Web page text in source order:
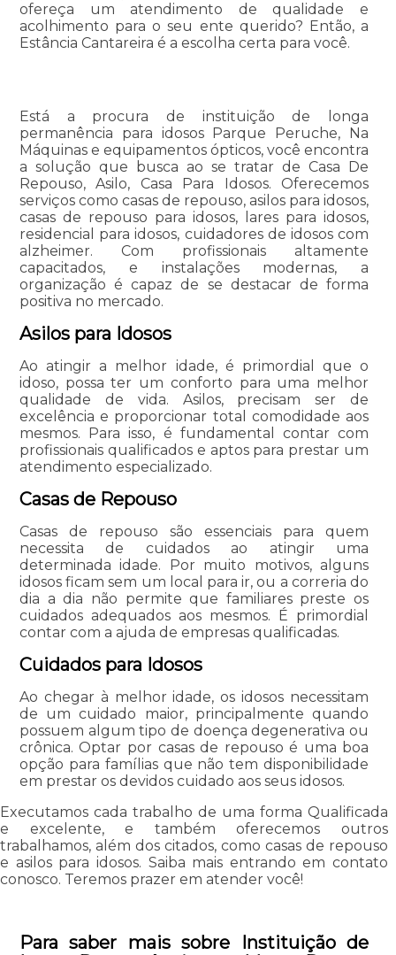
ofereça um atendimento de qualidade e
acolhimento para o seu ente querido? Então, a
Estância Cantareira é a escolha certa para você.
Está a procura de instituição de longa
permanência para idosos Parque Peruche, Na
Máquinas e equipamentos ópticos, você encontra
a solução que busca ao se tratar de Casa De
Repouso, Asilo, Casa Para Idosos. Oferecemos
serviços como casas de repouso, asilos para idosos,
casas de repouso para idosos, lares para idosos,
residencial para idosos, cuidadores de idosos com
alzheimer. Com profissionais altamente
capacitados, e instalações modernas, a
organização é capaz de se destacar de forma
positiva no mercado.
Asilos para Idosos
Ao atingir a melhor idade, é primordial que o
idoso, possa ter um conforto para uma melhor
qualidade de vida. Asilos, precisam ser de
excelência e proporcionar total comodidade aos
mesmos. Para isso, é fundamental contar com
profissionais qualificados e aptos para prestar um
atendimento especializado.
Casas de Repouso
Casas de repouso são essenciais para quem
necessita de cuidados ao atingir uma
determinada idade. Por muito motivos, alguns
idosos ficam sem um local para ir, ou a correria do
dia a dia não permite que familiares preste os
cuidados adequados aos mesmos. É primordial
contar com a ajuda de empresas qualificadas.
Cuidados para Idosos
Ao chegar à melhor idade, os idosos necessitam
de um cuidado maior, principalmente quando
possuem algum tipo de doença degenerativa ou
crônica. Optar por casas de repouso é uma boa
opção para famílias que não tem disponibilidade
em prestar os devidos cuidado aos seus idosos.
Executamos cada trabalho de uma forma Qualificada
e excelente, e também oferecemos outros
trabalhamos, além dos citados, como casas de repouso
e asilos para idosos. Saiba mais entrando em contato
conosco. Teremos prazer em atender você!
Para saber mais sobre Instituição de